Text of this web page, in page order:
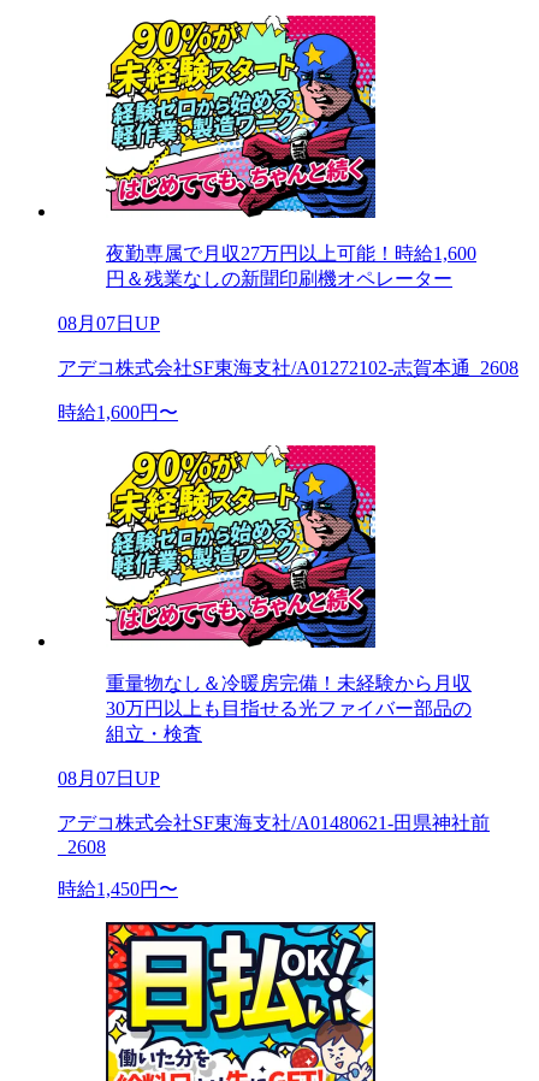
夜勤専属で月収27万円以上可能！時給1,600
円＆残業なしの新聞印刷機オペレーター
08月07日UP
アデコ株式会社SF東海支社/A01272102-志賀本通_2608
時給1,600円〜
重量物なし＆冷暖房完備！未経験から月収
30万円以上も目指せる光ファイバー部品の
組立・検査
08月07日UP
アデコ株式会社SF東海支社/A01480621-田県神社前
_2608
時給1,450円〜